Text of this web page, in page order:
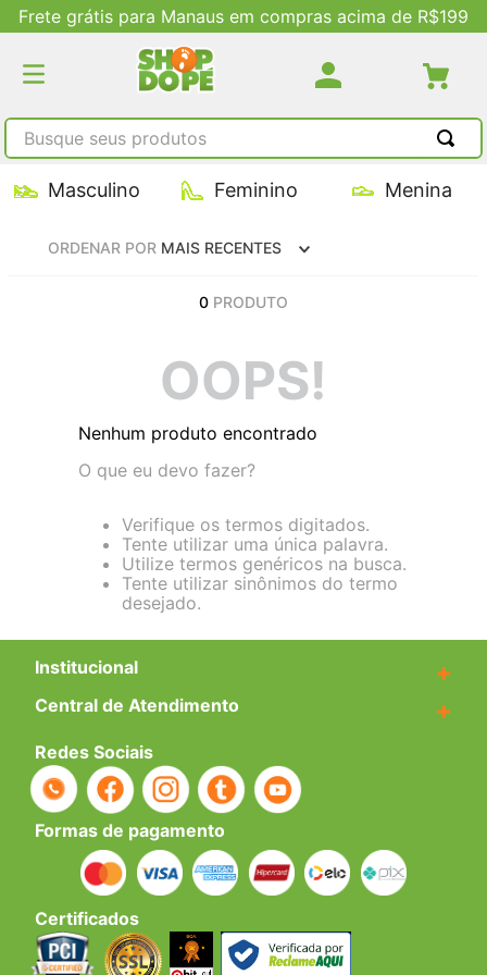
Frete grátis para Manaus em compras acima de R$199
Busque seus produtos
Masculino Feminino Menina
ORDENAR POR MAIS RECENTES
0 PRODUTO
OOPS!
Nenhum produto encontrado
O que eu devo fazer?
Verifique os termos digitados.
Tente utilizar uma única palavra.
Utilize termos genéricos na busca.
Tente utilizar sinônimos do termo
desejado.
Institucional +
Central de Atendimento +
Redes Sociais
Formas de pagamento
Certificados
TERMOS MAIS BUSCADOS
2º
tenis feminino